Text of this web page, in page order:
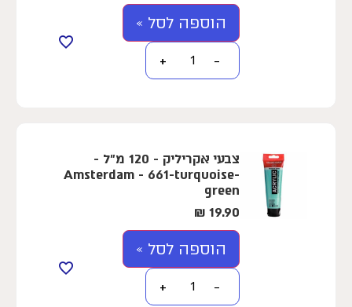
הוספה לסל »
−
+
צבעי אקריליק - 120 מ"ל -
Amsterdam - 661-turquoise-
green
19.90
₪
הוספה לסל »
−
+